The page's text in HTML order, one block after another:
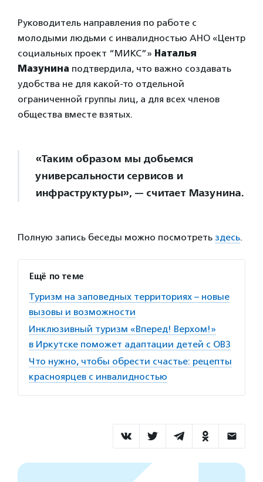
Руководитель направления по работе с
молодыми людьми с инвалидностью АНО «Центр
социальных проект “МИКС”» Наталья
Мазунина подтвердила, что важно создавать
удобства не для какой-то отдельной
ограниченной группы лиц, а для всех членов
общества вместе взятых.
«Таким образом мы добьемся
универсальности сервисов и
инфраструктуры», — считает Мазунина.
Полную запись беседы можно посмотреть здесь.
Ещё по теме
Туризм на заповедных территориях – новые
вызовы и возможности
Инклюзивный туризм «Вперед! Верхом!»
в Иркутске поможет адаптации детей с ОВЗ
Что нужно, чтобы обрести счастье: рецепты
красноярцев с инвалидностью